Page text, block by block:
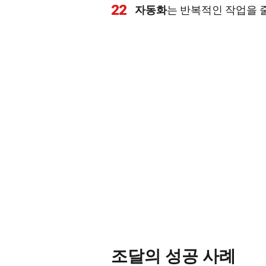
22 자동화는 반복적인 작업을
조달의 성공 사례